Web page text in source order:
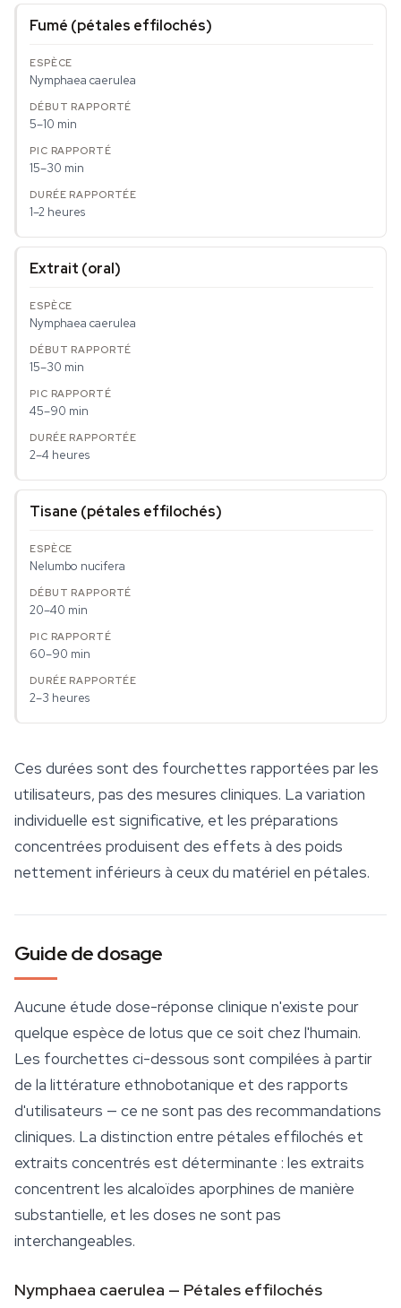
Fumé (pétales effilochés)
Nymphaea caerulea
5–10 min
15–30 min
1–2 heures
Extrait (oral)
Nymphaea caerulea
15–30 min
45–90 min
2–4 heures
Tisane (pétales effilochés)
Nelumbo nucifera
20–40 min
60–90 min
2–3 heures
Ces durées sont des fourchettes rapportées par les
utilisateurs, pas des mesures cliniques. La variation
individuelle est significative, et les préparations
concentrées produisent des effets à des poids
nettement inférieurs à ceux du matériel en pétales.
Guide de dosage
Aucune étude dose-réponse clinique n'existe pour
quelque espèce de lotus que ce soit chez l'humain.
Les fourchettes ci-dessous sont compilées à partir
de la littérature ethnobotanique et des rapports
d'utilisateurs — ce ne sont pas des recommandations
cliniques. La distinction entre pétales effilochés et
extraits concentrés est déterminante : les extraits
concentrent les alcaloïdes aporphines de manière
substantielle, et les doses ne sont pas
interchangeables.
Nymphaea caerulea — Pétales effilochés